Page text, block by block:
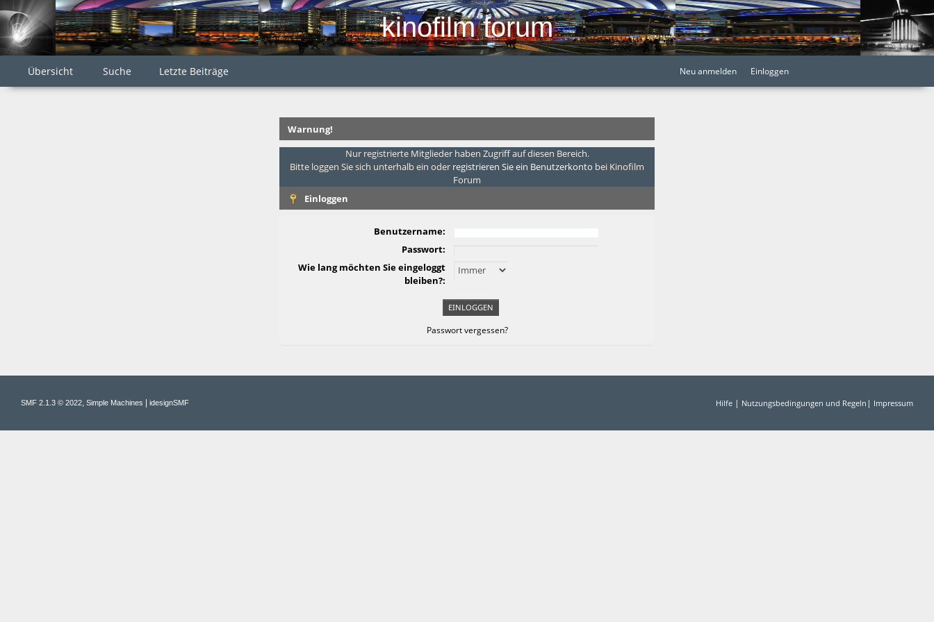
kinofilm forum
Übersicht Suche Letzte Beiträge Neu anmelden Einloggen
Warnung!
Nur registrierte Mitglieder haben Zugriff auf diesen Bereich.
Bitte loggen Sie sich unterhalb ein oder registrieren Sie ein Benutzerkonto bei Kinofilm
Forum
Einloggen
Benutzername:
Passwort:
Wie lang möchten Sie eingeloggt
bleiben?:
Passwort vergessen?
Hilfe | Nutzungsbedingungen und Regeln | Impressum
SMF 2.1.3 © 2022, Simple Machines | idesignSMF